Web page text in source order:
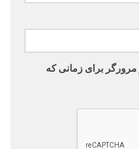
مرورگر برای زمانی که